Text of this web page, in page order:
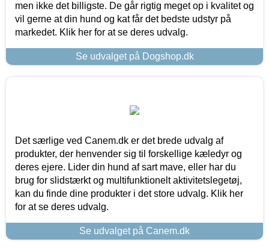
men ikke det billigste. De går rigtig meget op i kvalitet og
vil gerne at din hund og kat får det bedste udstyr på
markedet. Klik her for at se deres udvalg.
Se udvalget på Dogshop.dk
Det særlige ved Canem.dk er det brede udvalg af
produkter, der henvender sig til forskellige kæledyr og
deres ejere. Lider din hund af sart mave, eller har du
brug for slidstærkt og multifunktionelt aktivitetslegetøj,
kan du finde dine produkter i det store udvalg. Klik her
for at se deres udvalg.
Se udvalget på Canem.dk